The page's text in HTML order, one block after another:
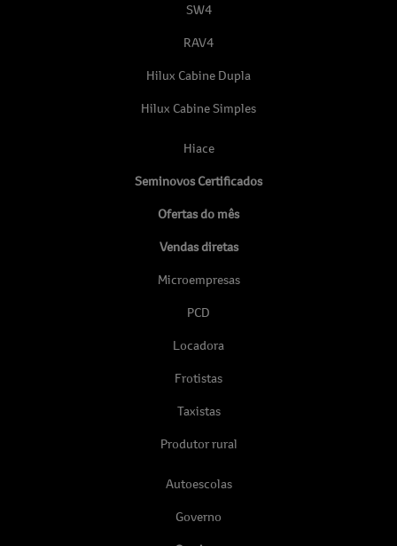
SW4
RAV4
Hilux Cabine Dupla
Hilux Cabine Simples
Hiace
Seminovos Certificados
Ofertas do mês
Vendas diretas
Microempresas
PCD
Locadora
Frotistas
Taxistas
Produtor rural
Autoescolas
Governo